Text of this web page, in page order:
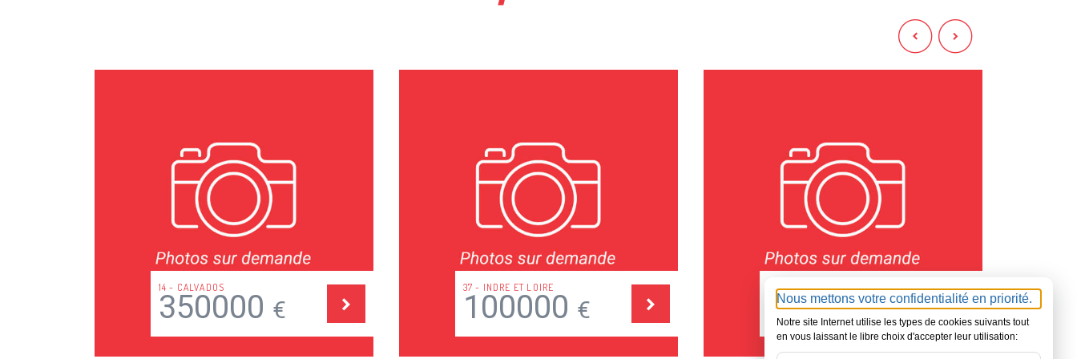
14 - CALVADOS
350000 €
37 - INDRE ET LOIRE
100000 €
75 - PARIS
350000€
Nous mettons votre confidentialité en priorité.
Notre site Internet utilise les types de cookies suivants tout
en vous laissant le libre choix d'accepter leur utilisation: